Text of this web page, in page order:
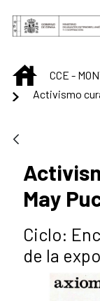
Saltar al
INICIO
CCE -
Activismo
May
Ciclo:
de la